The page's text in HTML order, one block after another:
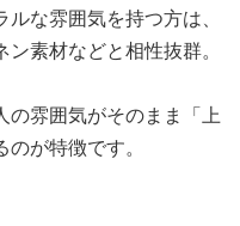
な雰囲気を持つ方は、
素材などと相性抜群。
の雰囲気がそのまま「上
が特徴です。